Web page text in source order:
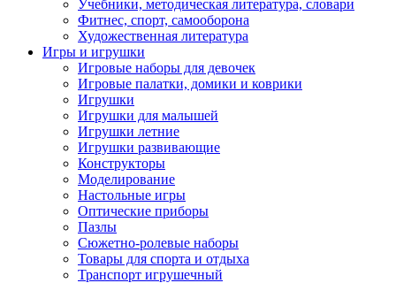
Учебники, методическая литература, словари
Фитнес, спорт, самооборона
Художественная литература
Игры и игрушки
Игровые наборы для девочек
Игровые палатки, домики и коврики
Игрушки
Игрушки для малышей
Игрушки летние
Игрушки развивающие
Конструкторы
Моделирование
Настольные игры
Оптические приборы
Пазлы
Сюжетно-ролевые наборы
Товары для спорта и отдыха
Транспорт игрушечный